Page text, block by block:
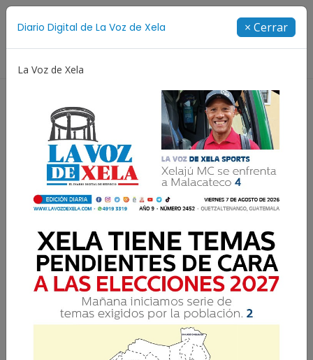
Diario Digital de La Voz de Xela × Cerrar
La Voz de Xela
Un extraordinario
Diputado quetzalteco ·
Capítulo VII – Siglo XIX
Roberto Gutiérrez Martínez 11 Enero 2020 09:58